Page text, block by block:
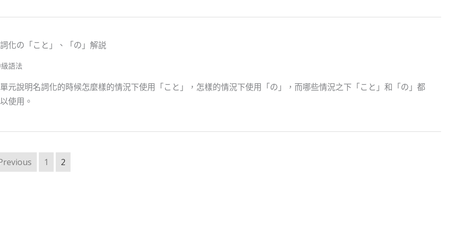
化の「こと」、「の」解説
語法
元說明名詞化的時候怎麼樣的情況下使用「こと」，怎樣的情況下使用「の」，而哪些情況之下「こと」和「の」都
使用。
1 2